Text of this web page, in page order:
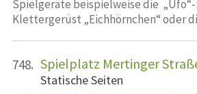
Spielgeräte beispielweise die
Klettergerüst „Eichhörnchen“ oder
748. Spielplatz Mertinger
Statische Seiten